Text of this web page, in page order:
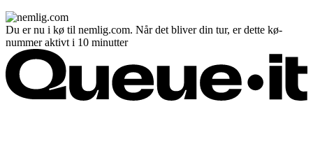
Du er nu i kø til nemlig.com. Når det bliver din tur, er dette kø-
nummer aktivt i 10 minutter